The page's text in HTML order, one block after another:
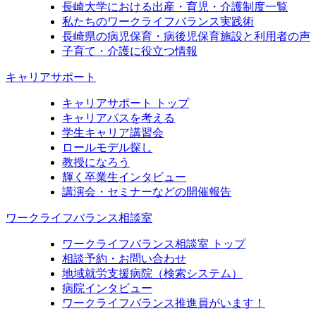
長崎大学における出産・育児・介護制度一覧
私たちのワークライフバランス実践術
長崎県の病児保育・病後児保育施設と利用者の声
子育て・介護に役立つ情報
キャリアサポート
キャリアサポート トップ
キャリアパスを考える
学生キャリア講習会
ロールモデル探し
教授になろう
輝く卒業生インタビュー
講演会・セミナーなどの開催報告
ワークライフバランス相談室
ワークライフバランス相談室 トップ
相談予約・お問い合わせ
地域就労支援病院（検索システム）
病院インタビュー
ワークライフバランス推進員がいます！